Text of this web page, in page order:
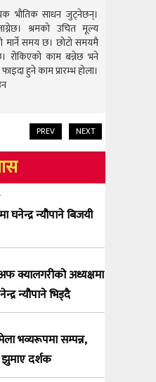
भौतिक साधन जुट्नेछन्।
श्रमको उचित मूल्य
मार्ने समय छ। छोटो समयमै
रोकिएको काम बन्नेछ भने
हुने काम प्रारम्भ होला।
PREV NEXT
घनेन्द्र न्यौपाने बिजयी
क्यालगरीको अध्यक्षमा
न्यौपाने भिड्दै
भव्यरूपमा सम्पन्न,
दर्शक